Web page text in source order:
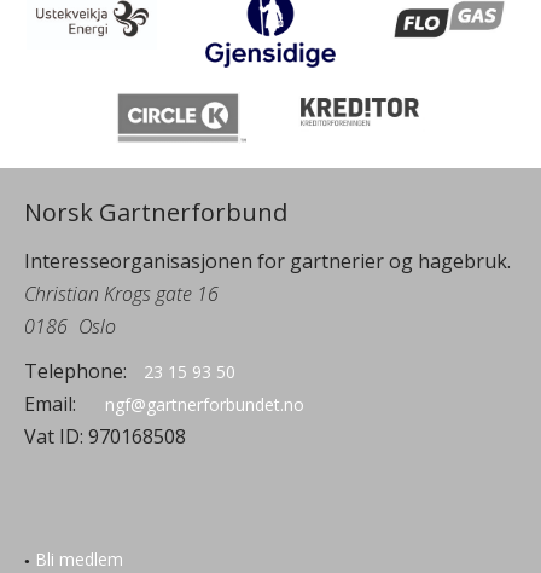
Norsk Gartnerforbund
Interesseorganisasjonen for gartnerier og hagebruk.
Christian Krogs gate 16
0186 Oslo
Telephone:
23 15 93 50
Email: ngf@gartnerforbundet.no
Vat ID: 970168508
Bli medlem